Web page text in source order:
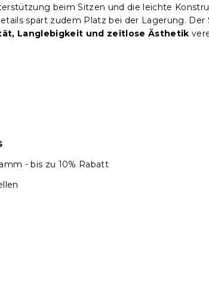
beim Sitzen und die leichte
spart zudem Platz bei der Lagerung. Der
Langlebigkeit und zeitlose Ästhetik
- bis zu 10% Rabatt